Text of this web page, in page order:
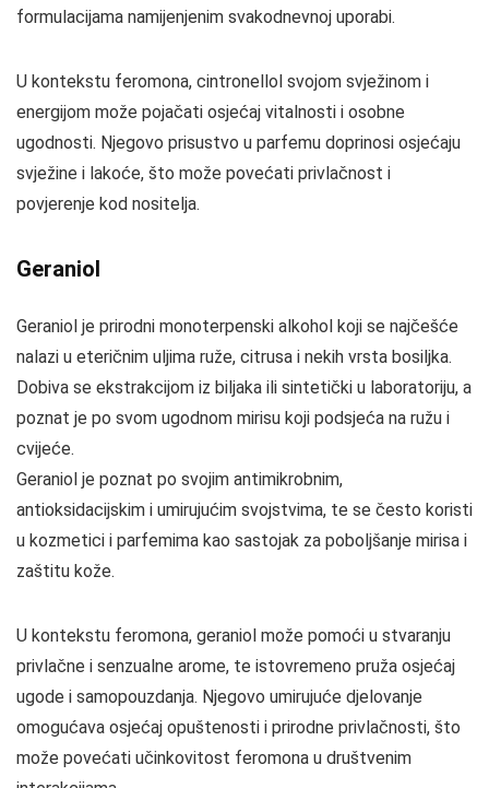
formulacijama namijenjenim svakodnevnoj uporabi.
U kontekstu feromona, cintronellol svojom svježinom i
energijom može pojačati osjećaj vitalnosti i osobne
ugodnosti. Njegovo prisustvo u parfemu doprinosi osjećaju
svježine i lakoće, što može povećati privlačnost i
povjerenje kod nositelja.
Geraniol
Geraniol je prirodni monoterpenski alkohol koji se najčešće
nalazi u eteričnim uljima ruže, citrusa i nekih vrsta bosiljka.
Dobiva se ekstrakcijom iz biljaka ili sintetički u laboratoriju, a
poznat je po svom ugodnom mirisu koji podsjeća na ružu i
cvijeće.
Geraniol je poznat po svojim antimikrobnim,
antioksidacijskim i umirujućim svojstvima, te se često koristi
u kozmetici i parfemima kao sastojak za poboljšanje mirisa i
zaštitu kože.
U kontekstu feromona, geraniol može pomoći u stvaranju
privlačne i senzualne arome, te istovremeno pruža osjećaj
ugode i samopouzdanja. Njegovo umirujuće djelovanje
omogućava osjećaj opuštenosti i prirodne privlačnosti, što
može povećati učinkovitost feromona u društvenim